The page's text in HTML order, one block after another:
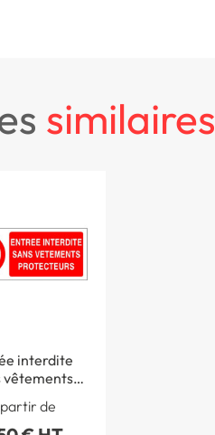
similaires
interdite
vêtements
- STF
3212Sde